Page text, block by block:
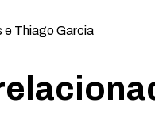
e Thiago Garcia